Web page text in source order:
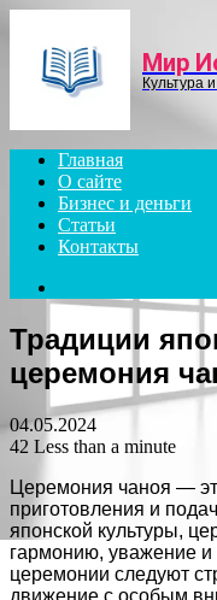
Мир
Культура
Главная
О сайте
Бизнес и деньги
Статьи
Контакты
for
Традиции
церемония
04.05.2024
42 Less than a minute
Церемония чаноя —
приготовления и
японской культуры,
гармонию, уважение и
церемонии следуют
движение с особым